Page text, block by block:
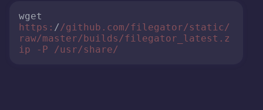
https: //github.com/filegator/static/
raw/master/builds/filegator_latest.z
ip -P /usr/share/